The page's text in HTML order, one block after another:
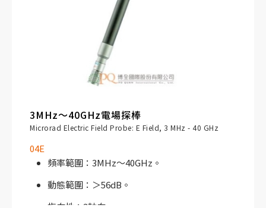
3MHz～40GHz電場探棒
Microrad Electric Field Probe: E Field, 3 MHz - 40 GHz
04E
頻率範圍：3MHz～40GHz。
動態範圍：＞56dB。